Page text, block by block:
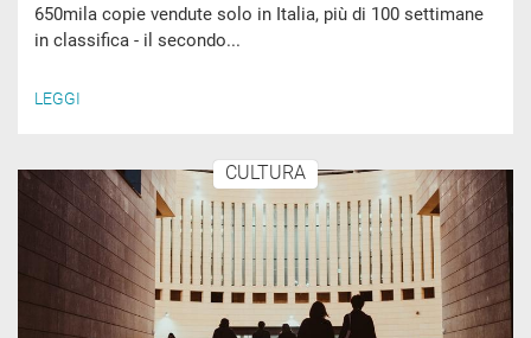
650mila copie vendute solo in Italia, più di 100 settimane
in classifica - il secondo...
LEGGI
CULTURA